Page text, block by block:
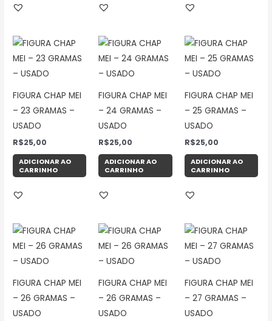
FIGURA CHAP MEI
– 23 GRAMAS –
USADO
R$25,00
ADICIONAR AO
CARRINHO
FIGURA CHAP MEI
– 24 GRAMAS –
USADO
R$25,00
ADICIONAR AO
CARRINHO
FIGURA CHAP MEI
– 25 GRAMAS –
USADO
R$25,00
ADICIONAR AO
CARRINHO
FIGURA CHAP MEI
– 26 GRAMAS –
USADO
FIGURA CHAP MEI
– 26 GRAMAS –
USADO
FIGURA CHAP MEI
– 27 GRAMAS –
USADO